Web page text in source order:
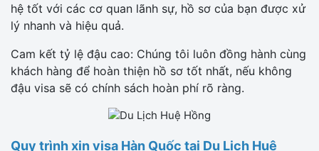
hệ tốt với các cơ quan lãnh sự, hồ sơ của bạn được xử
lý nhanh và hiệu quả.
Cam kết tỷ lệ đậu cao: Chúng tôi luôn đồng hành cùng
khách hàng để hoàn thiện hồ sơ tốt nhất, nếu không
đậu visa sẽ có chính sách hoàn phí rõ ràng.
Quy trình xin visa Hàn Quốc tại Du Lịch Huệ